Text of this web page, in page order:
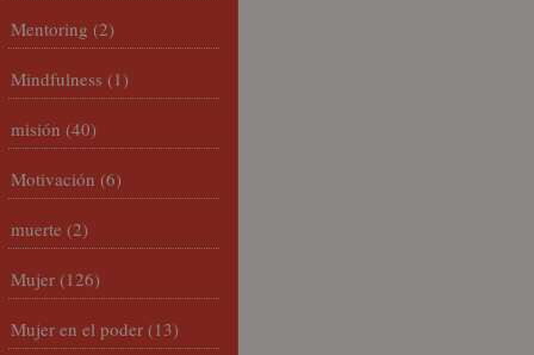
Mentoring (2)
Mindfulness (1)
misión (40)
Motivación (6)
muerte (2)
Mujer (126)
Mujer en el poder (13)